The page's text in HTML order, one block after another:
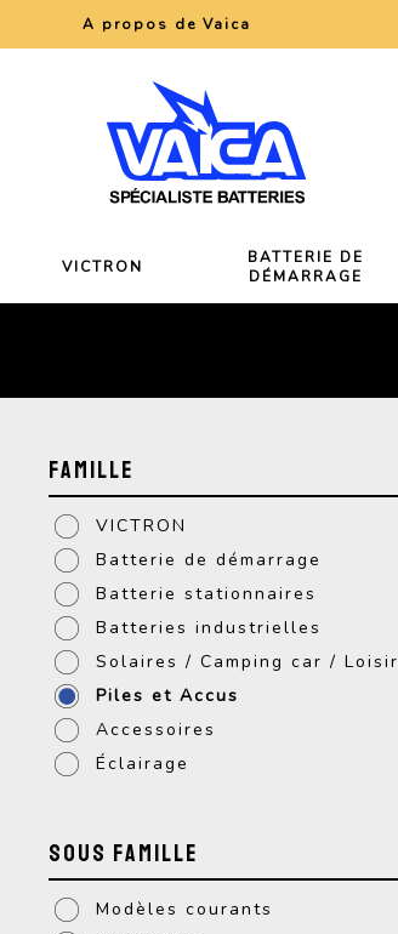
A propos de Vaica
VICTRON
BATTERIE DE
DÉMARRAGE
Famille
VICTRON
Batterie de démarrage
Batterie stationnaires
Batteries industrielles
Solaires / Camping car / Loisir
Piles et Accus
Accessoires
Éclairage
Sous Famille
Modèles courants